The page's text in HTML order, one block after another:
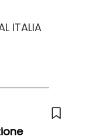
ITALIA